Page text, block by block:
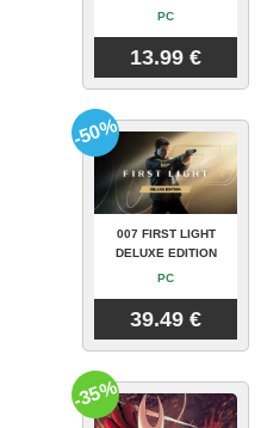
PC
13.99 €
007 FIRST LIGHT
DELUXE EDITION
PC
39.49 €
-50%
-35%